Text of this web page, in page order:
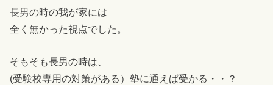
長男の時の我が家には
全く無かった視点でした。
そもそも長男の時は、
(受験校専用の対策がある）塾に通えば受かる・・？